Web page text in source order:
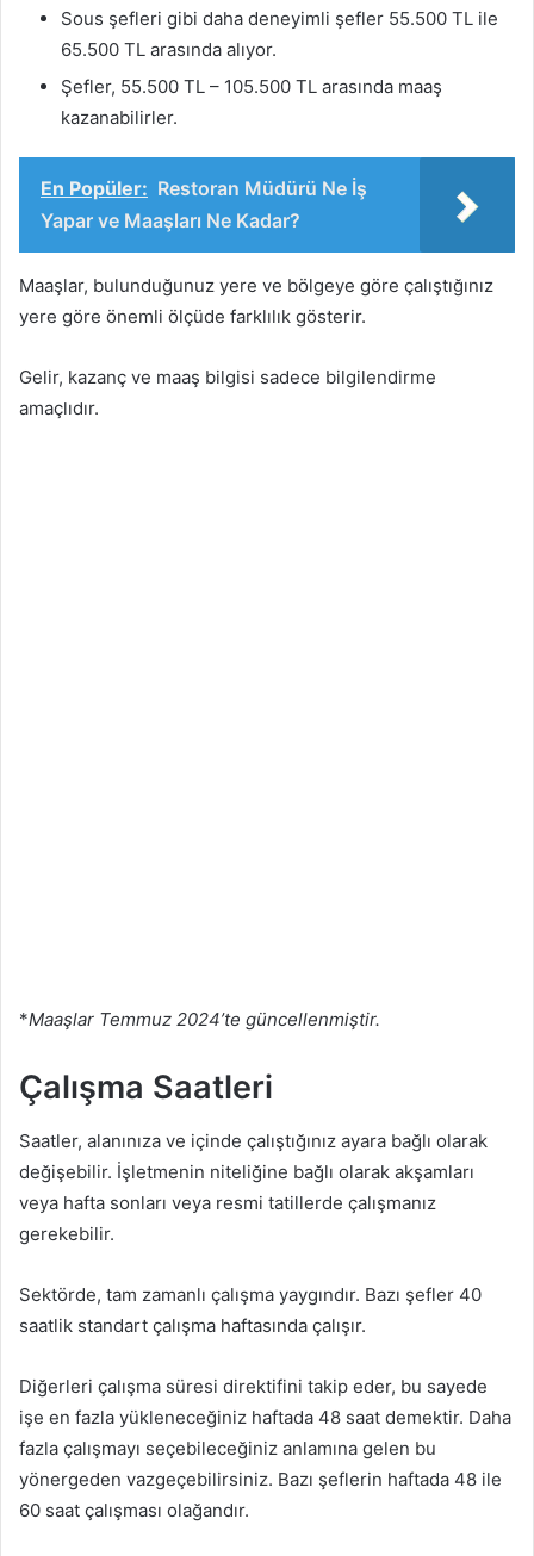
Sous şefleri gibi daha deneyimli şefler 55.500 TL ile
65.500 TL arasında alıyor.
Şefler, 55.500 TL – 105.500 TL arasında maaş
kazanabilirler.
En Popüler: Restoran Müdürü Ne İş
Yapar ve Maaşları Ne Kadar?
Maaşlar, bulunduğunuz yere ve bölgeye göre çalıştığınız
yere göre önemli ölçüde farklılık gösterir.
Gelir, kazanç ve maaş bilgisi sadece bilgilendirme
amaçlıdır.
*Maaşlar Temmuz 2024’te güncellenmiştir.
Çalışma Saatleri
Saatler, alanınıza ve içinde çalıştığınız ayara bağlı olarak
değişebilir. İşletmenin niteliğine bağlı olarak akşamları
veya hafta sonları veya resmi tatillerde çalışmanız
gerekebilir.
Sektörde, tam zamanlı çalışma yaygındır. Bazı şefler 40
saatlik standart çalışma haftasında çalışır.
Diğerleri çalışma süresi direktifini takip eder, bu sayede
işe en fazla yükleneceğiniz haftada 48 saat demektir. Daha
fazla çalışmayı seçebileceğiniz anlamına gelen bu
yönergeden vazgeçebilirsiniz. Bazı şeflerin haftada 48 ile
60 saat çalışması olağandır.